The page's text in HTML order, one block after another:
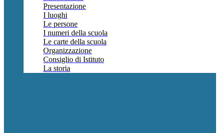
Presentazione
I luoghi
Le persone
I numeri della scuola
Le carte della scuola
Organizzazione
Consiglio di Istituto
La storia